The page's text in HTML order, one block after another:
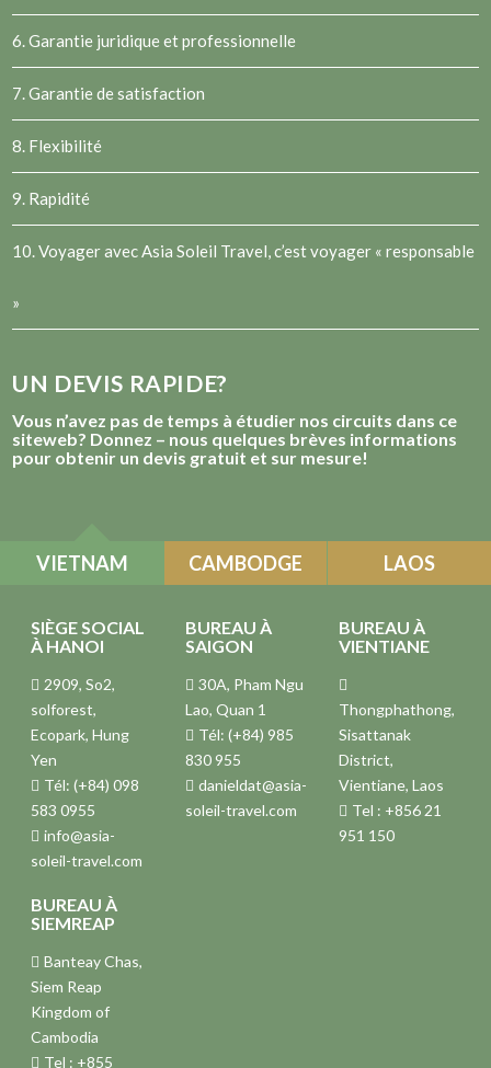
6. Garantie juridique et professionnelle
7. Garantie de satisfaction
8. Flexibilité
9. Rapidité
10. Voyager avec Asia Soleil Travel, c’est voyager « responsable
»
UN DEVIS RAPIDE?
Vous n’avez pas de temps à étudier nos circuits dans ce
siteweb? Donnez – nous quelques brèves informations
pour obtenir un devis gratuit et sur mesure!
VIETNAM CAMBODGE LAOS
SIÈGE SOCIAL
À HANOI
2909, So2,
solforest,
Ecopark, Hung
Yen
Tél: (+84) 098
583 0955
info@asia-
soleil-travel.com
BUREAU À
SAIGON
30A, Pham Ngu
Lao, Quan 1
Tél: (+84) 985
830 955
danieldat@asia-
soleil-travel.com
BUREAU À
VIENTIANE
Thongphathong,
Sisattanak
District,
Vientiane, Laos
Tel : +856 21
951 150
BUREAU À
SIEMREAP
Banteay Chas,
Siem Reap
Kingdom of
Cambodia
Tel : +855